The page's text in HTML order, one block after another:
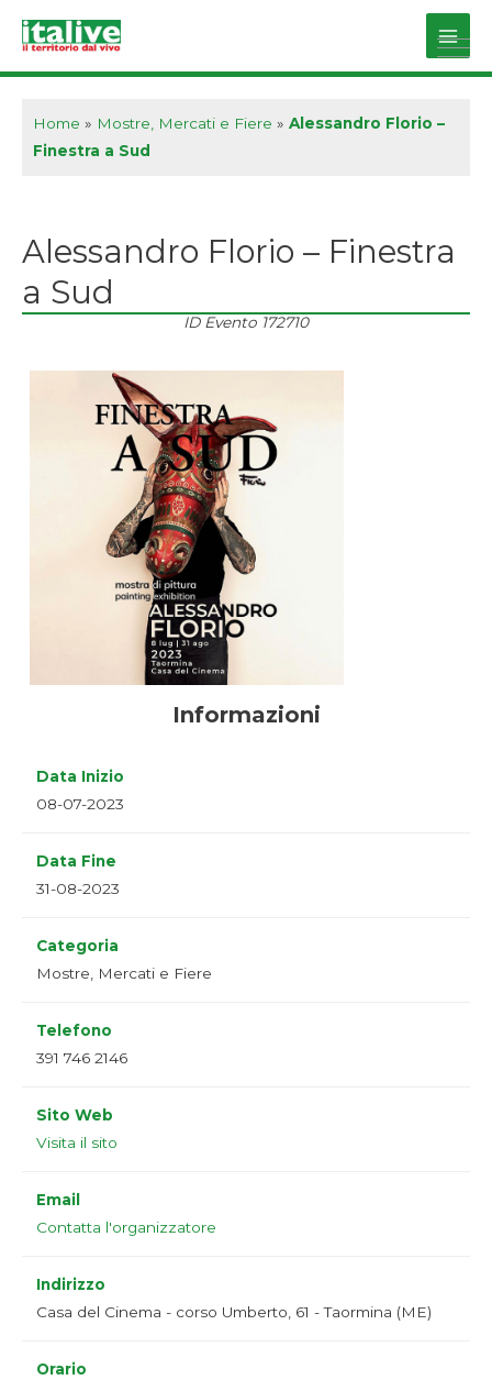
Main
Home » Mostre, Mercati e Fiere » Alessandro Florio –
Finestra a Sud
Alessandro Florio – Finestra
a Sud
ID Evento 172710
Informazioni
Data Inizio
08-07-2023
Data Fine
31-08-2023
Categoria
Mostre, Mercati e Fiere
Telefono
391 746 2146
Sito Web
Visita il sito
Email
Contatta l'organizzatore
Indirizzo
Casa del Cinema - corso Umberto, 61 - Taormina (ME)
Orario